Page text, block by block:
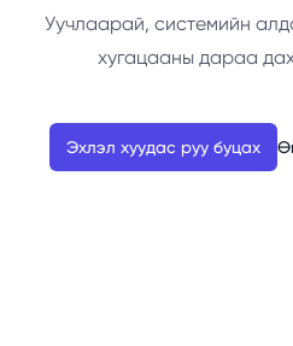
Уучлаарай, системийн
хугацааны дараа
Эхлэл хуудас руу буцах